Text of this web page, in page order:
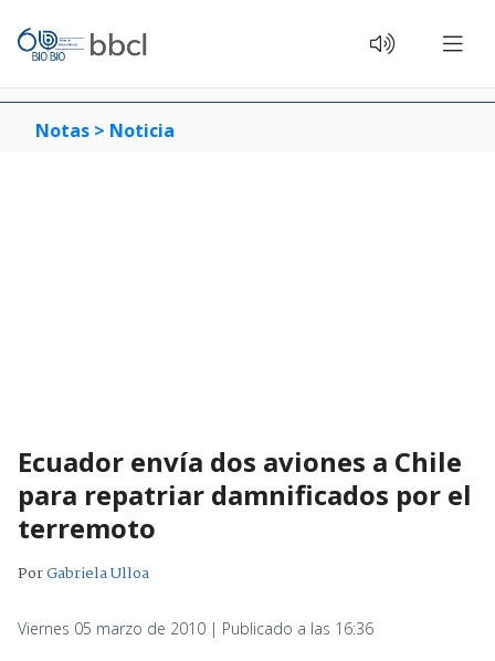
Notas > Noticia
Ecuador envía dos aviones a Chile
para repatriar damnificados por el
terremoto
PorGabriela Ulloa
Viernes 05 marzo de 2010 | Publicado a las 16:36